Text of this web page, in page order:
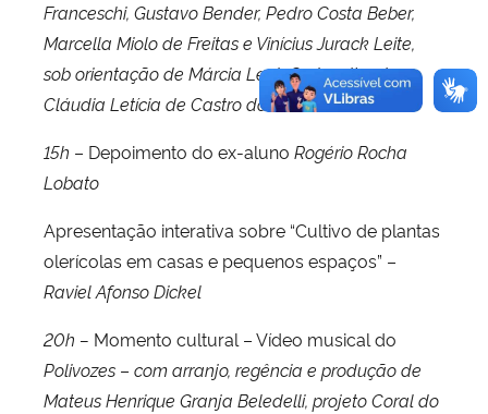
Franceschi, Gustavo Bender, Pedro Costa Beber,
Marcella Miolo de Freitas e Vinícius Jurack Leite,
sob orientação de Márcia Lenir Gerhardt e de
Cláudia Letícia de Castro do Amaral
15h – Depoimento do ex-aluno Rogério Rocha
Lobato
Apresentação interativa sobre “Cultivo de plantas
olerícolas em casas e pequenos espaços” –
Raviel Afonso Dickel
20h – Momento cultural – Vídeo musical do
Polivozes – com arranjo, regência e produção de
Mateus Henrique Granja Beledelli, projeto Coral do